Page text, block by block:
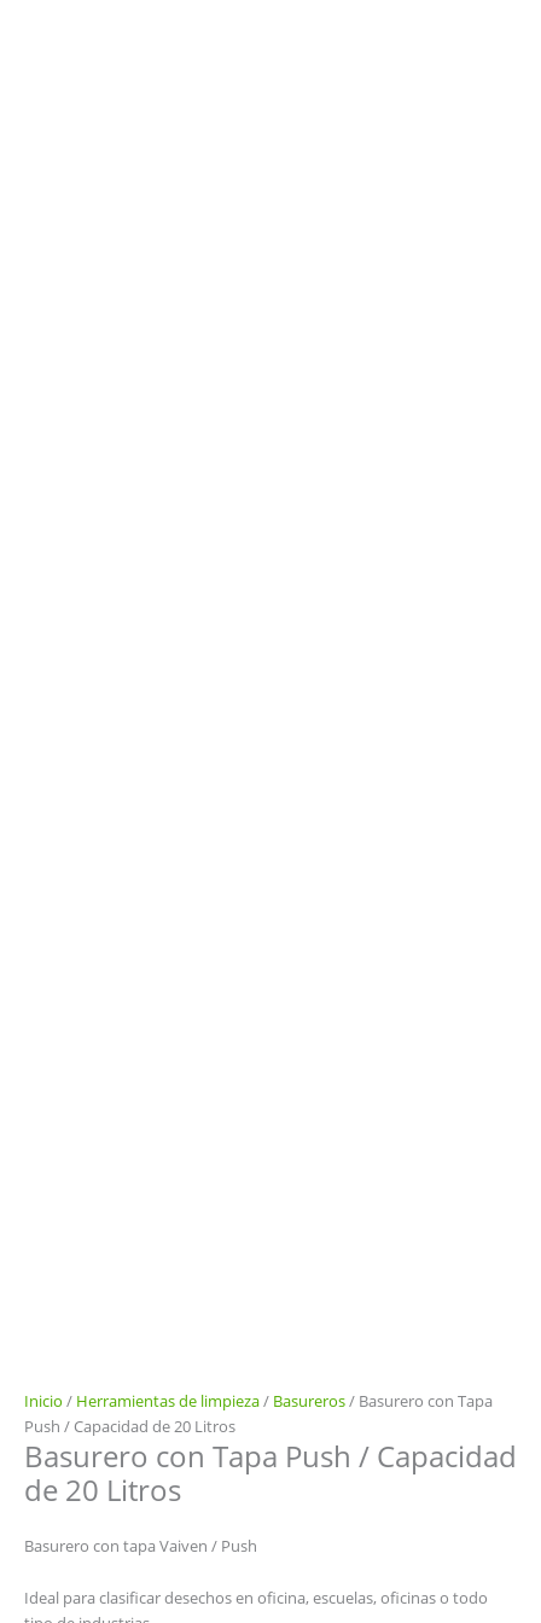
Inicio / Herramientas de limpieza/ Basureros/ Basurero con Tapa
Push / Capacidad de 20 Litros
Basurero con Tapa Push / Capacidad
de 20 Litros
Basurero con tapa Vaiven / Push
Ideal para clasificar desechos en oficina, escuelas, oficinas o todo